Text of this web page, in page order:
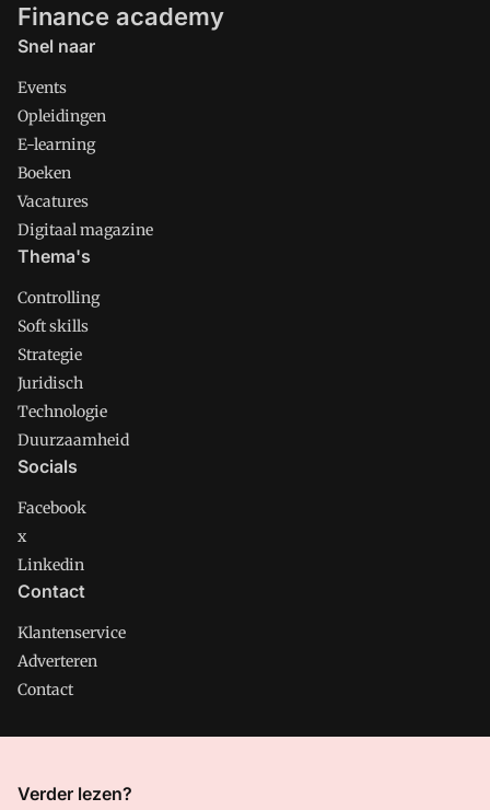
Finance academy
Snel naar
Events
Opleidingen
E-learning
Boeken
Vacatures
Digitaal magazine
Thema's
Controlling
Soft skills
Strategie
Juridisch
Technologie
Duurzaamheid
Socials
Facebook
x
Linkedin
Contact
Klantenservice
Adverteren
Contact
CMweb is onderdeel van VMN media. Lees in
Verder lezen?